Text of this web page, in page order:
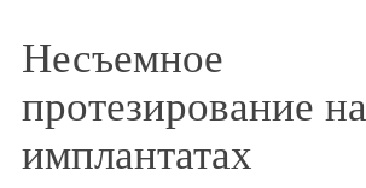
Несъемное
протезирование на
имплантатах